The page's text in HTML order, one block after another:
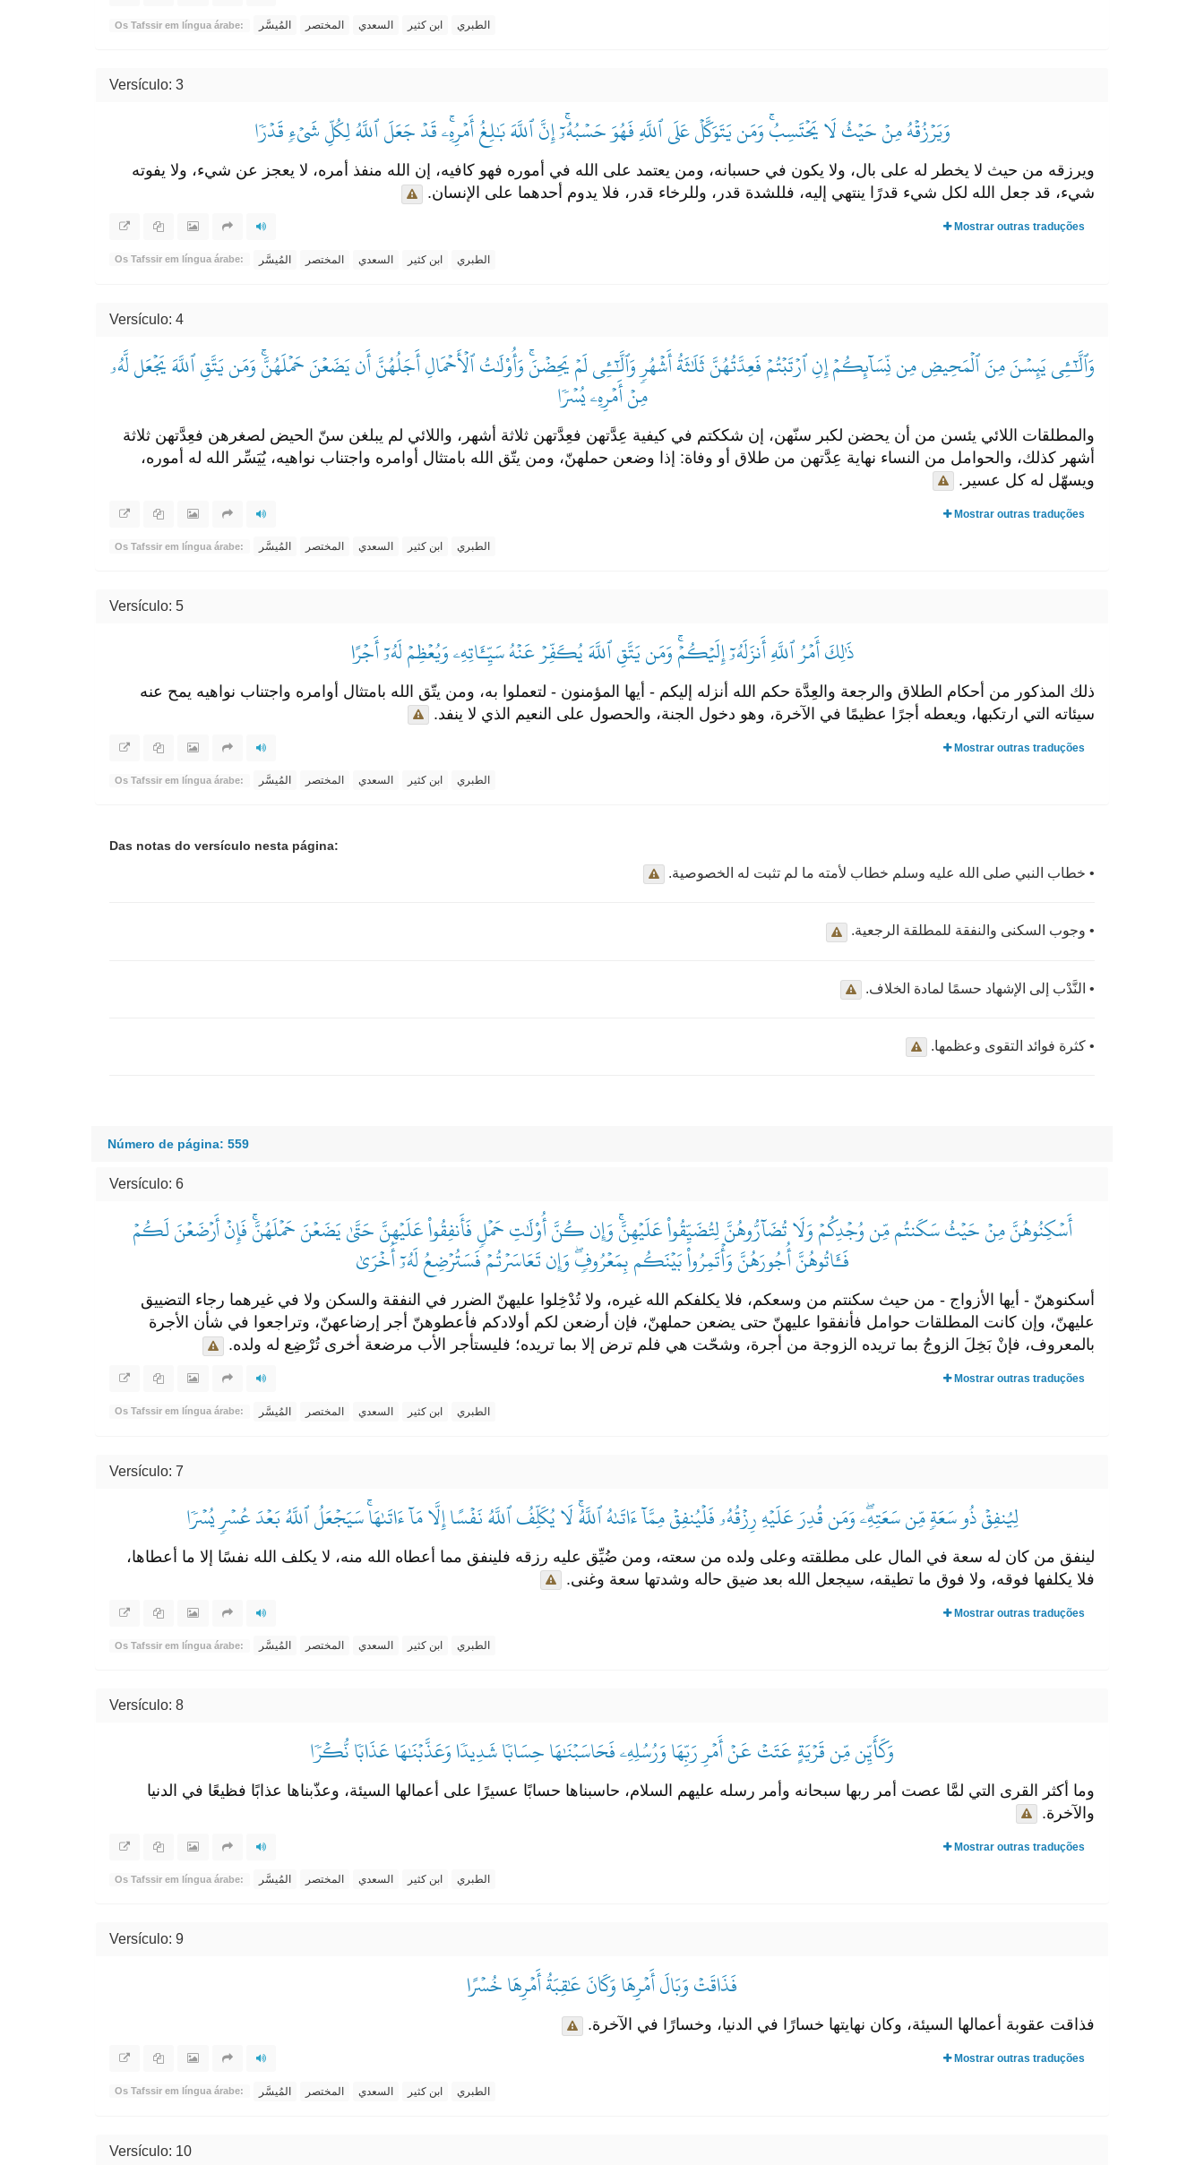
Os Tafssir em língua árabe: المُيسَّر المختصر السعدي ابن كثير الطبري
Versículo: 3
وَيَرۡزُقۡهُ مِنۡ حَيۡثُ لَا يَحۡتَسِبُۚ وَمَن يَتَوَكَّلۡ عَلَى ٱللَّهِ فَهُوَ حَسۡبُهُۥٓۚ إِنَّ ٱللَّهَ بَٰلِغُ أَمۡرِهِۦۚ قَدۡ جَعَلَ ٱللَّهُ لِكُلِّ شَيۡءٖ قَدۡرٗا
ويرزقه من حيث لا يخطر له على بال، ولا يكون في حسبانه، ومن يعتمد على الله في أموره فهو كافيه، إن الله منفذ أمره، لا يعجز عن شيء، ولا يفوته
شيء، قد جعل الله لكل شيء قدرًا ينتهي إليه، فللشدة قدر، وللرخاء قدر، فلا يدوم أحدهما على الإنسان.
Mostrar outras traduções
Os Tafssir em língua árabe: المُيسَّر المختصر السعدي ابن كثير الطبري
Versículo: 4
وَٱلَّٰٓـِٔي يَئِسۡنَ مِنَ ٱلۡمَحِيضِ مِن نِّسَآئِكُمۡ إِنِ ٱرۡتَبۡتُمۡ فَعِدَّتُهُنَّ ثَلَٰثَةُ أَشۡهُرٖ وَٱلَّٰٓـِٔي لَمۡ يَحِضۡنَۚ وَأُوْلَٰتُ ٱلۡأَحۡمَالِ أَجَلُهُنَّ أَن يَضَعۡنَ حَمۡلَهُنَّۚ وَمَن يَتَّقِ ٱللَّهَ يَجۡعَل لَّهُۥ
مِنۡ أَمۡرِهِۦ يُسۡرٗا
والمطلقات اللائي يئسن من أن يحضن لكبر سنّهن، إن شككتم في كيفية عِدَّتهن فعِدَّتهن ثلاثة أشهر، واللائي لم يبلغن سنّ الحيض لصغرهن فعِدَّتهن ثلاثة
أشهر كذلك، والحوامل من النساء نهاية عِدَّتهن من طلاق أو وفاة: إذا وضعن حملهنّ، ومن يتّق الله بامتثال أوامره واجتناب نواهيه، يُيَسِّر الله له أموره،
ويسهّل له كل عسير.
Mostrar outras traduções
Os Tafssir em língua árabe: المُيسَّر المختصر السعدي ابن كثير الطبري
Versículo: 5
ذَٰلِكَ أَمۡرُ ٱللَّهِ أَنزَلَهُۥٓ إِلَيۡكُمۡۚ وَمَن يَتَّقِ ٱللَّهَ يُكَفِّرۡ عَنۡهُ سَيِّـَٔاتِهِۦ وَيُعۡظِمۡ لَهُۥٓ أَجۡرًا
ذلك المذكور من أحكام الطلاق والرجعة والعِدَّة حكم الله أنزله إليكم - أيها المؤمنون - لتعملوا به، ومن يتّق الله بامتثال أوامره واجتناب نواهيه يمح عنه
سيئاته التي ارتكبها، ويعطه أجرًا عظيمًا في الآخرة، وهو دخول الجنة، والحصول على النعيم الذي لا ينفد.
Mostrar outras traduções
Os Tafssir em língua árabe: المُيسَّر المختصر السعدي ابن كثير الطبري
Das notas do versículo nesta página:
• خطاب النبي صلى الله عليه وسلم خطاب لأمته ما لم تثبت له الخصوصية.
• وجوب السكنى والنفقة للمطلقة الرجعية.
• النَّدْب إلى الإشهاد حسمًا لمادة الخلاف.
• كثرة فوائد التقوى وعظمها.
Número de página: 559
Versículo: 6
أَسۡكِنُوهُنَّ مِنۡ حَيۡثُ سَكَنتُم مِّن وُجۡدِكُمۡ وَلَا تُضَآرُّوهُنَّ لِتُضَيِّقُواْ عَلَيۡهِنَّۚ وَإِن كُنَّ أُوْلَٰتِ حَمۡلٖ فَأَنفِقُواْ عَلَيۡهِنَّ حَتَّىٰ يَضَعۡنَ حَمۡلَهُنَّۚ فَإِنۡ أَرۡضَعۡنَ لَكُمۡ
فَـَٔاتُوهُنَّ أُجُورَهُنَّ وَأۡتَمِرُواْ بَيۡنَكُم بِمَعۡرُوفٖۖ وَإِن تَعَاسَرۡتُمۡ فَسَتُرۡضِعُ لَهُۥٓ أُخۡرَىٰ
أسكنوهنّ - أيها الأزواج - من حيث سكنتم من وسعكم، فلا يكلفكم الله غيره، ولا تُدْخِلوا عليهنّ الضرر في النفقة والسكن ولا في غيرهما رجاء التضييق
عليهنّ، وإن كانت المطلقات حوامل فأنفقوا عليهنّ حتى يضعن حملهنّ، فإن أرضعن لكم أولادكم فأعطوهنّ أجر إرضاعهنّ، وتراجعوا في شأن الأجرة
بالمعروف، فإنْ بَخِلَ الزوجُ بما تريده الزوجة من أجرة، وشحّت هي فلم ترض إلا بما تريده؛ فليستأجر الأب مرضعة أخرى تُرْضِع له ولده.
Mostrar outras traduções
Os Tafssir em língua árabe: المُيسَّر المختصر السعدي ابن كثير الطبري
Versículo: 7
لِيُنفِقۡ ذُو سَعَةٖ مِّن سَعَتِهِۦۖ وَمَن قُدِرَ عَلَيۡهِ رِزۡقُهُۥ فَلۡيُنفِقۡ مِمَّآ ءَاتَىٰهُ ٱللَّهُۚ لَا يُكَلِّفُ ٱللَّهُ نَفۡسًا إِلَّا مَآ ءَاتَىٰهَاۚ سَيَجۡعَلُ ٱللَّهُ بَعۡدَ عُسۡرٖ يُسۡرٗا
لينفق من كان له سعة في المال على مطلقته وعلى ولده من سعته، ومن ضُيِّق عليه رزقه فلينفق مما أعطاه الله منه، لا يكلف الله نفسًا إلا ما أعطاها،
فلا يكلفها فوقه، ولا فوق ما تطيقه، سيجعل الله بعد ضيق حاله وشدتها سعة وغنى.
Mostrar outras traduções
Os Tafssir em língua árabe: المُيسَّر المختصر السعدي ابن كثير الطبري
Versículo: 8
وَكَأَيِّن مِّن قَرۡيَةٍ عَتَتۡ عَنۡ أَمۡرِ رَبِّهَا وَرُسُلِهِۦ فَحَاسَبۡنَٰهَا حِسَابٗا شَدِيدٗا وَعَذَّبۡنَٰهَا عَذَابٗا نُّكۡرٗا
وما أكثر القرى التي لمَّا عصت أمر ربها سبحانه وأمر رسله عليهم السلام، حاسبناها حسابًا عسيرًا على أعمالها السيئة، وعذّبناها عذابًا فظيعًا في الدنيا
والآخرة.
Mostrar outras traduções
Os Tafssir em língua árabe: المُيسَّر المختصر السعدي ابن كثير الطبري
Versículo: 9
فَذَاقَتۡ وَبَالَ أَمۡرِهَا وَكَانَ عَٰقِبَةُ أَمۡرِهَا خُسۡرًا
فذاقت عقوبة أعمالها السيئة، وكان نهايتها خسارًا في الدنيا، وخسارًا في الآخرة.
Mostrar outras traduções
Os Tafssir em língua árabe: المُيسَّر المختصر السعدي ابن كثير الطبري
Versículo: 10